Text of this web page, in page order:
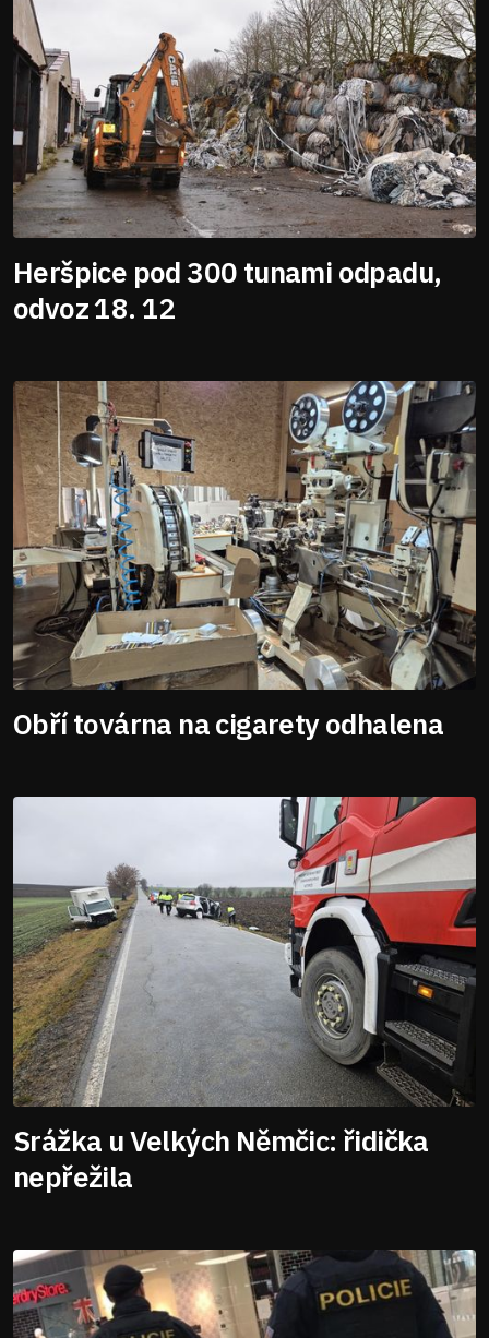
Heršpice pod 300 tunami odpadu,
odvoz 18. 12
Obří továrna na cigarety odhalena
Srážka u Velkých Němčic: řidička
nepřežila